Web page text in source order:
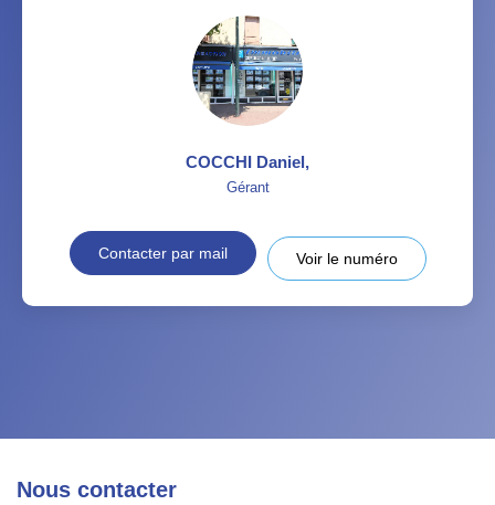
COCCHI Daniel,
Gérant
Contacter par mail Voir le numéro
Nous contacter